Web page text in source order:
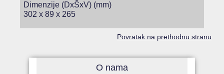
Dimenzije (DxŠxV) (mm)
302 x 89 x 265
Povratak na prethodnu stranu
O nama